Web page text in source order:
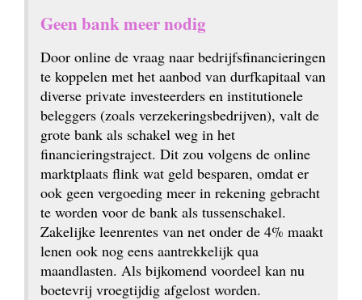
Geen bank meer nodig
Door online de vraag naar bedrijfs­financieringen
te koppelen met het aanbod van durfkapitaal van
diverse private investeerders en institutionele
beleggers (zoals verzekeringsbedrijven), valt de
grote bank als schakel weg in het
financieringstraject. Dit zou volgens de online
marktplaats flink wat geld besparen, omdat er
ook geen vergoeding meer in rekening gebracht
te worden voor de bank als tussenschakel.
Zakelijke leenrentes van net onder de 4% maakt
lenen ook nog eens aantrekkelijk qua
maandlasten. Als bijkomend voordeel kan nu
boetevrij vroegtijdig afgelost worden.